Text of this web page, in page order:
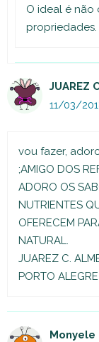
O ideal é não
propriedades.
JUAREZ
11/03/
vou fazer,
;AMIGO DOS
ADORO OS
NUTRIENTES
OFERECEM
NATURAL.
JUAREZ C.
PORTO
Monyele